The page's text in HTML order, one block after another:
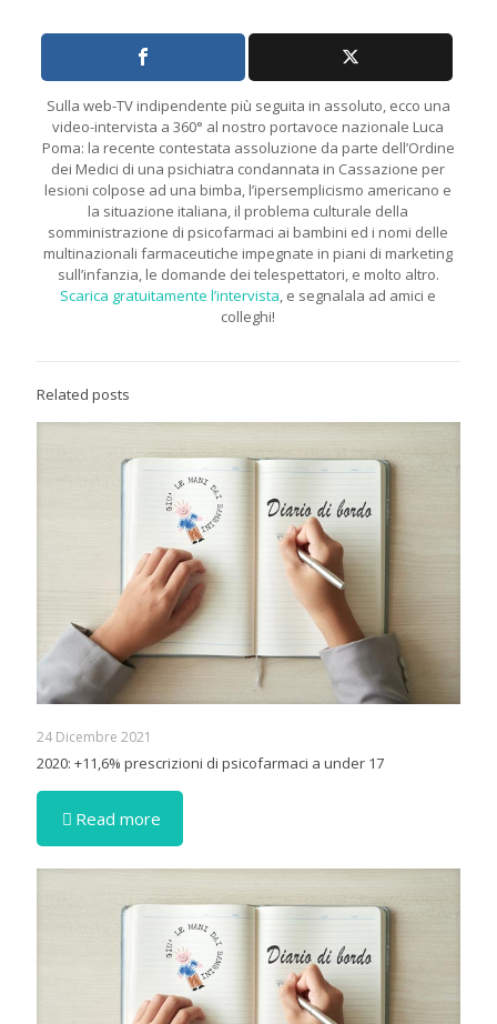
Sulla web-TV indipendente più seguita in assoluto, ecco una
video-intervista a 360° al nostro portavoce nazionale Luca
Poma: la recente contestata assoluzione da parte dell’Ordine
dei Medici di una psichiatra condannata in Cassazione per
lesioni colpose ad una bimba, l’ipersemplicismo americano e
la situazione italiana, il problema culturale della
somministrazione di psicofarmaci ai bambini ed i nomi delle
multinazionali farmaceutiche impegnate in piani di marketing
sull’infanzia, le domande dei telespettatori, e molto altro.
Scarica gratuitamente l’intervista, e segnalala ad amici e
colleghi!
Related posts
24 Dicembre 2021
2020: +11,6% prescrizioni di psicofarmaci a under 17
Read more